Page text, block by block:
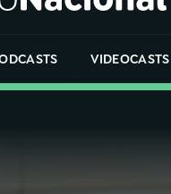
VIDEOCASTS